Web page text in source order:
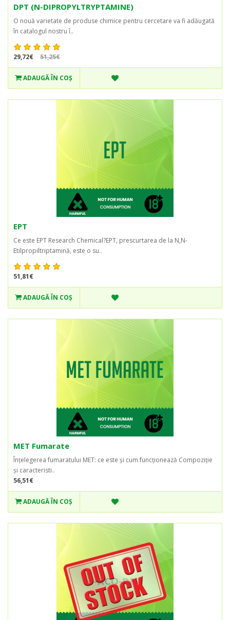
DPT (N-DIPROPYLTRYPTAMINE)
O nouă varietate de produse chimice pentru cercetare va fi adăugată
în catalogul nostru î..
29,72€ 51,25€
ADAUGĂ ÎN COŞ
EPT
Ce este EPT Research Chemical?EPT, prescurtarea de la N,N-
Etilpropiltriptamină, este o su..
51,81€
ADAUGĂ ÎN COŞ
MET Fumarate
Înțelegerea fumaratului MET: ce este și cum funcționează Compoziție
și caracteristi..
56,51€
ADAUGĂ ÎN COŞ